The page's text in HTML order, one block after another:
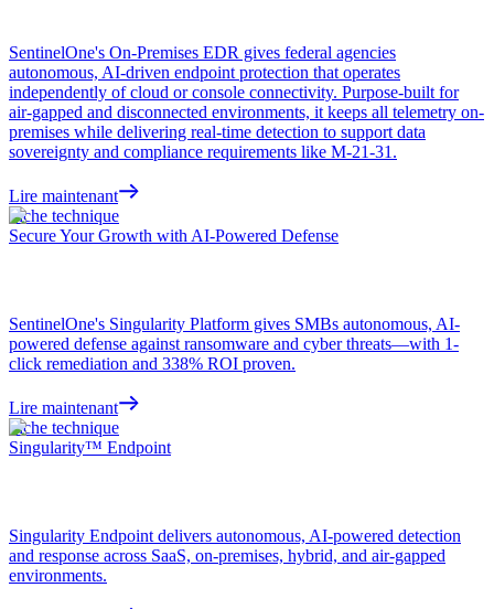
SentinelOne's On-Premises EDR gives federal agencies
autonomous, AI-driven endpoint protection that operates
independently of cloud or console connectivity. Purpose-built for
air-gapped and disconnected environments, it keeps all telemetry on-
premises while delivering real-time detection to support data
sovereignty and compliance requirements like M-21-31.
Lire maintenant
Fiche technique
Secure Your Growth with AI-Powered Defense
SentinelOne's Singularity Platform gives SMBs autonomous, AI-
powered defense against ransomware and cyber threats—with 1-
click remediation and 338% ROI proven.
Lire maintenant
Fiche technique
Singularity™ Endpoint
Singularity Endpoint delivers autonomous, AI-powered detection
and response across SaaS, on-premises, hybrid, and air-gapped
environments.